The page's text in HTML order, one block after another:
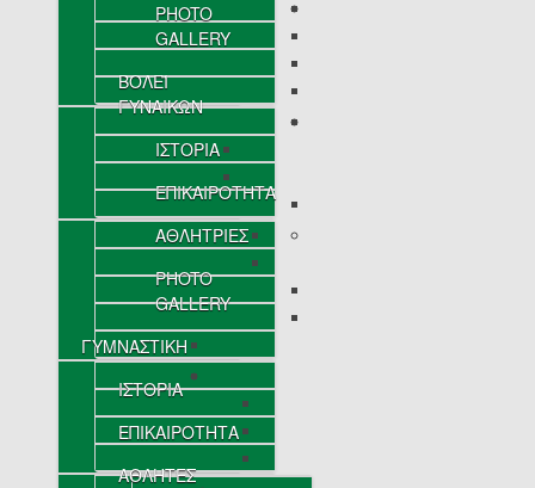
PHOTO
GALLERY
ΒΟΛΕΪ
ΓΥΝΑΙΚΩΝ
ΙΣΤΟΡΙΑ
ΕΠΙΚΑΙΡΟΤΗΤΑ
ΑΘΛΗΤΡΙΕΣ
PHOTO
GALLERY
ΓΥΜΝΑΣΤΙΚΗ
ΙΣΤΟΡΙΑ
ΕΠΙΚΑΙΡΟΤΗΤΑ
ΑΘΛΗΤΕΣ